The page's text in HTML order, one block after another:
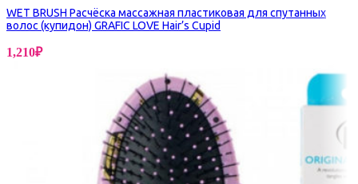
WET BRUSH Расчёска массажная пластиковая для спутанных
волос (купидон) GRAFIC LOVE Hair’s Cupid
1,210₽